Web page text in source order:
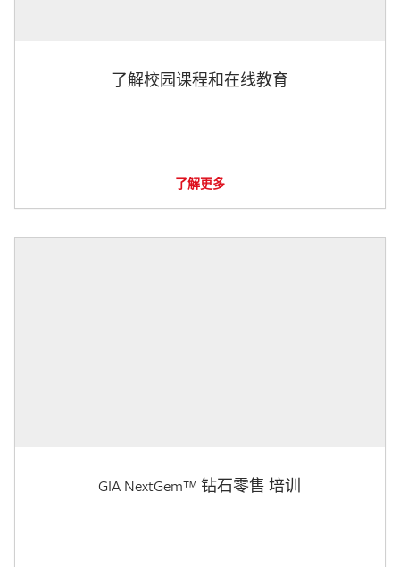
了解校园课程和在线教育
了解更多
GIA NextGem™ 钻石零售 培训